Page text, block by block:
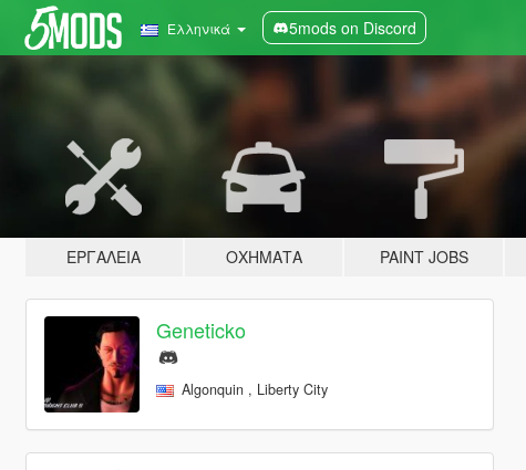
Ελληνικά 5mods on Discord
ΕΡΓΑΛΕΊΑ ΟΧΉΜΑΤΑ PAINT JOBS
Geneticko
Algonquin , Liberty City